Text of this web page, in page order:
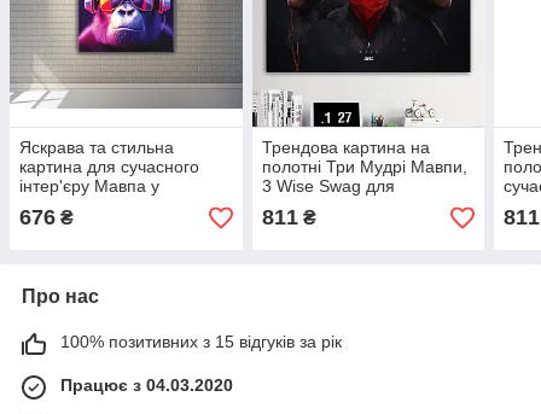
Яскрава та стильна
картина для сучасного
інтер'єру Мавпа у
навушниках
676 ₴
Трендова картина на
полотні Три Мудрі Мавпи,
3 Wise Swag для
стильного інтер'єра.
Преміум якість!
811₴ 811
Про нас
100% позитивних з 15 відгуків за рік
Працює з 04.03.2020